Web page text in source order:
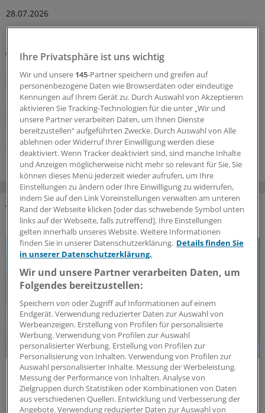
28.07.2026
Lipidmanagement
LDL-Cholesterin: Neue US-Leitlinie führt wieder
Zielwerte ein
Die aktualisierte US-Leitlinie zur Dyslipidämie gleicht sich
stark der europäischen Leitlinie an: Die LDL-Cholesterin-
Zielwerte stehen wieder im Fokus.
21.07.2026
DAS KÖNNTE SIE AUCH INTERESSIEREN
Politische Perspektive
Nationale Politik an Europas Gesundheitszielen
ausrichten
Ihre Privatsphäre ist uns wichtig
Wir und unsere 145-Partner speichern und greifen auf
personenbezogene Daten wie Browserdaten oder eindeutige
Kennungen auf Ihrem Gerät zu. Durch Auswahl von Akzeptieren
aktivieren Sie Tracking-Technologien für die unter „Wir und
unsere Partner verarbeiten Daten, um Ihnen Dienste
bereitzustellen“ aufgeführten Zwecke. Durch Auswahl von Alle
ablehnen oder Widerruf Ihrer Einwilligung werden diese
deaktiviert. Wenn Tracker deaktiviert sind, sind manche Inhalte
und Anzeigen möglicherweise nicht mehr so relevant für Sie. Sie
können dieses Menü jederzeit wieder aufrufen, um Ihre
Einstellungen zu ändern oder Ihre Einwilligung zu widerrufen,
indem Sie auf den Link Voreinstellungen verwalten am unteren
Rand der Webseite klicken [oder das schwebende Symbol unten
links auf der Webseite, falls zutreffend]. Ihre Einstellungen
gelten innerhalb unseres Website. Weitere Informationen
finden Sie in unserer Datenschutzerklärung. Details finden Sie
in unserer Datenschutzerklärung.
Wir und unsere Partner verarbeiten Daten, um
Folgendes bereitzustellen:
Speichern von oder Zugriff auf Informationen auf einem
Endgerät. Verwendung reduzierter Daten zur Auswahl von
Werbeanzeigen. Erstellung von Profilen für personalisierte
Werbung. Verwendung von Profilen zur Auswahl
personalisierter Werbung. Erstellung von Profilen zur
Personalisierung von Inhalten. Verwendung von Profilen zur
Auswahl personalisierter Inhalte. Messung der Werbeleistung.
Messung der Performance von Inhalten. Analyse von
Zielgruppen durch Statistiken oder Kombinationen von Daten
aus verschiedenen Quellen. Entwicklung und Verbesserung der
Angebote. Verwendung reduzierter Daten zur Auswahl von